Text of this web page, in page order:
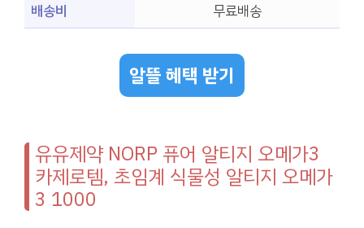
배송비
무료배송
알뜰 혜택 받기
유유제약 NORP 퓨어 알티지 오메가3
카제로템, 초임계 식물성 알티지 오메가
3 1000